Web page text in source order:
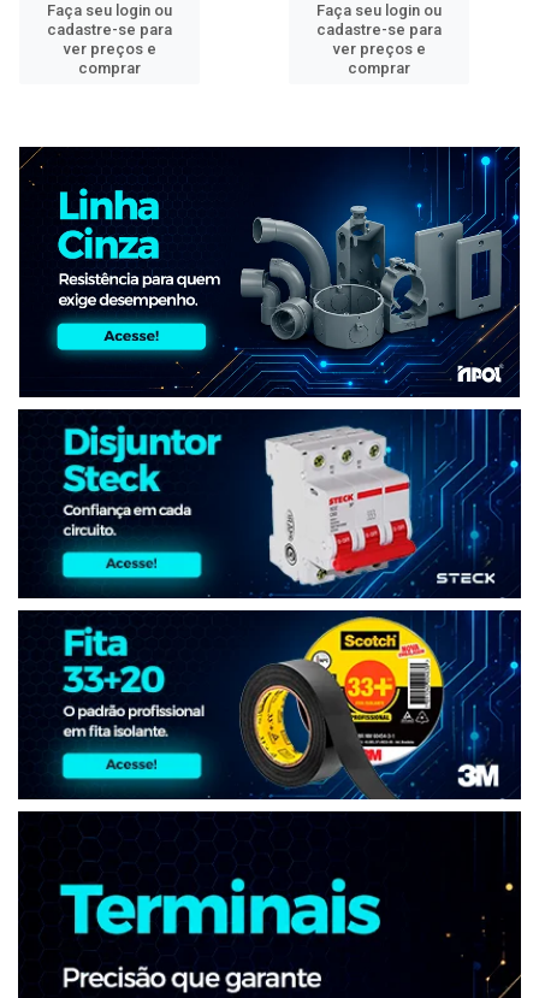
Faça seu login ou
cadastre-se para
ver preços e
comprar
Faça seu login ou
cadastre-se para
ver preços e
comprar